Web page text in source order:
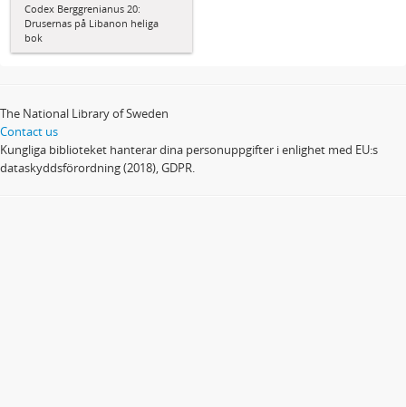
Codex Berggrenianus 20:
Drusernas på Libanon heliga
bok
The National Library of Sweden
Contact us
Kungliga biblioteket hanterar dina personuppgifter i enlighet med EU:s
dataskyddsförordning (2018), GDPR.